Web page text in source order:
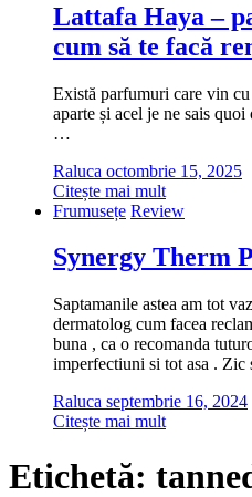
Lattafa Haya –
cum să te facă
Există parfumuri care vin cu
aparte și acel je ne sais
…
Raluca octombrie 15, 2025
Citește mai mult
Frumusețe Review
Synergy Therm
Saptamanile astea am tot
dermatolog cum facea
buna , ca o recomanda
imperfectiuni si tot asa . Zic
Raluca septembrie 16, 2024
Citește mai mult
Etichetă: